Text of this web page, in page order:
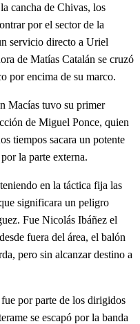
cancha de Chivas, los
por el sector de la
servicio directo a Uriel
de Matías Catalán se cruzó
por encima de su marco.
Macías tuvo su primer
de Miguel Ponce, quien
tiempos sacara un potente
la parte externa.
en la táctica fija las
significara un peligro
Fue Nicolás Ibáñez el
fuera del área, el balón
pero sin alcanzar destino a
por parte de los dirigidos
se escapó por la banda